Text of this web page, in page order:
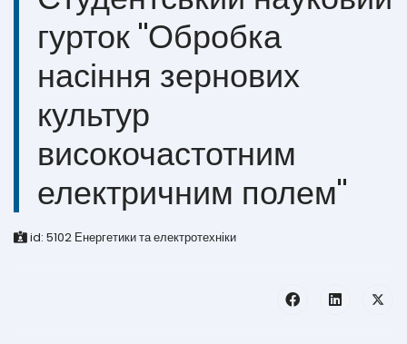
гурток "Обробка
насіння зернових
культур
високочастотним
електричним полем"
id: 5102 Енергетики та електротехніки